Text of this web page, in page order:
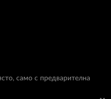
само с предварителна